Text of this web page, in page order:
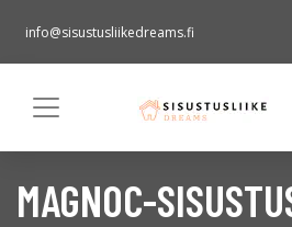
info@sisustusliikedreams.fi
MAGNOC-